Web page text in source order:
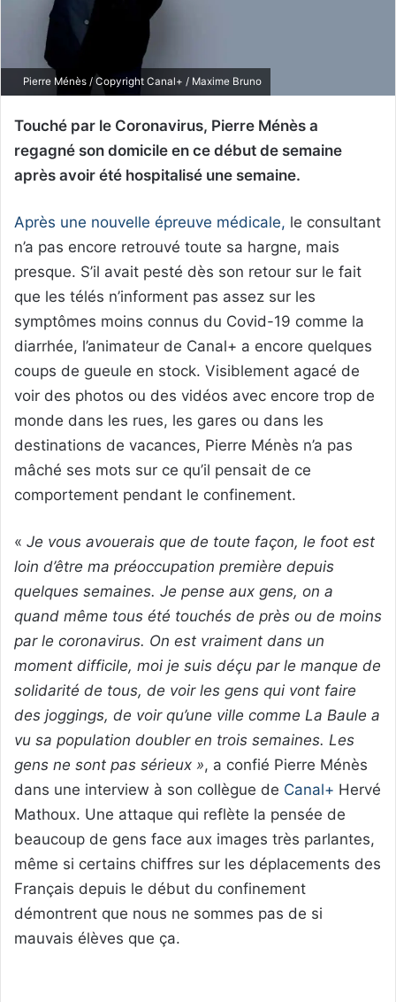
Pierre Ménès / Copyright Canal+ / Maxime Bruno
Touché par le Coronavirus, Pierre Ménès a
regagné son domicile en ce début de semaine
après avoir été hospitalisé une semaine.
Après une nouvelle épreuve médicale, le consultant
n’a pas encore retrouvé toute sa hargne, mais
presque. S’il avait pesté dès son retour sur le fait
que les télés n’informent pas assez sur les
symptômes moins connus du Covid-19 comme la
diarrhée, l’animateur de Canal+ a encore quelques
coups de gueule en stock. Visiblement agacé de
voir des photos ou des vidéos avec encore trop de
monde dans les rues, les gares ou dans les
destinations de vacances, Pierre Ménès n’a pas
mâché ses mots sur ce qu’il pensait de ce
comportement pendant le confinement.
« Je vous avouerais que de toute façon, le foot est
loin d’être ma préoccupation première depuis
quelques semaines. Je pense aux gens, on a
quand même tous été touchés de près ou de moins
par le coronavirus. On est vraiment dans un
moment difficile, moi je suis déçu par le manque de
solidarité de tous, de voir les gens qui vont faire
des joggings, de voir qu’une ville comme La Baule a
vu sa population doubler en trois semaines. Les
gens ne sont pas sérieux », a confié Pierre Ménès
dans une interview à son collègue de Canal+ Hervé
Mathoux. Une attaque qui reflète la pensée de
beaucoup de gens face aux images très parlantes,
même si certains chiffres sur les déplacements des
Français depuis le début du confinement
démontrent que nous ne sommes pas de si
mauvais élèves que ça.